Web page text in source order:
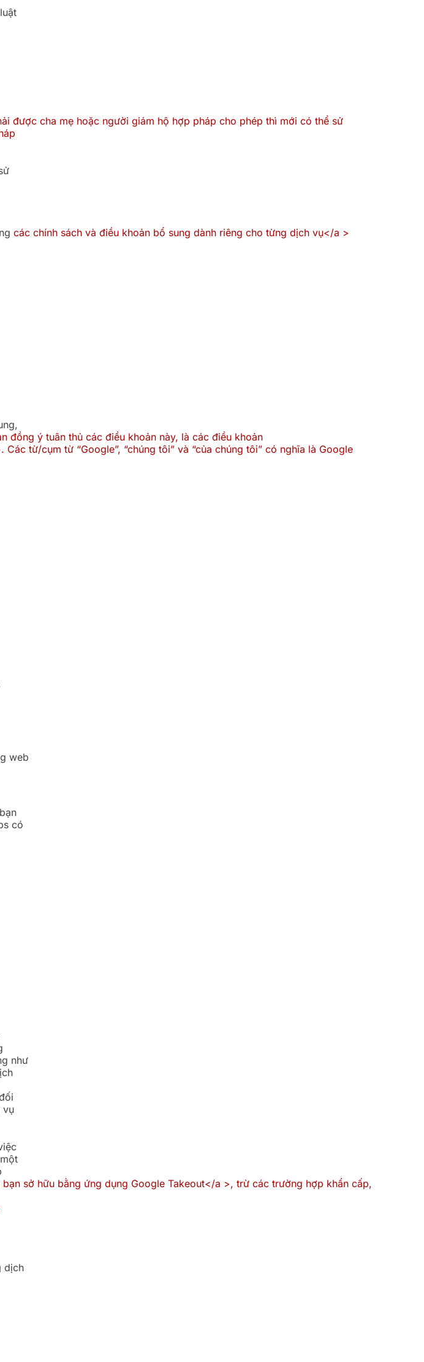
được cha mẹ hoặc người giám hộ hợp pháp cho phép thì mới có thể sử
các chính sách và điều khoản bổ sung dành riêng cho từng dịch vụ</a >
đồng ý tuân thủ các điều khoản này, là các điều khoản
từ/cụm từ “Google”, “chúng tôi” và “của chúng tôi” có nghĩa là Google
web
có
như
vụ
sở hữu bằng ứng dụng Google Takeout</a >, trừ các trường hợp khẩn cấp,
dịch